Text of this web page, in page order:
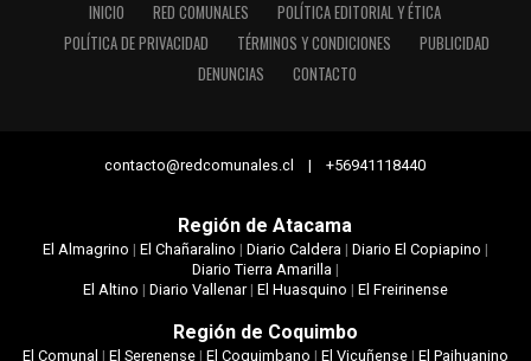
INICIO RED COMUNALES
POLÍTICA EDITORIAL Y ÉTICA
POLÍTICA DE PRIVACIDAD
TÉRMINOS Y CONDICIONES
PUBLICIDAD
DENUNCIAS
CONTACTO
contacto@redcomunales.cl | +56941118440
Región de Atacama
El Almagrino | El Chañaralino | Diario Caldera| Diario El Copiapino |
Diario Tierra Amarilla|
El Altino | Diario Vallenar| El Huasquino | El Freirinense
Región de Coquimbo
El Comunal | El Serenense| El Coquimbano | El Vicuñense| El Paihuanino